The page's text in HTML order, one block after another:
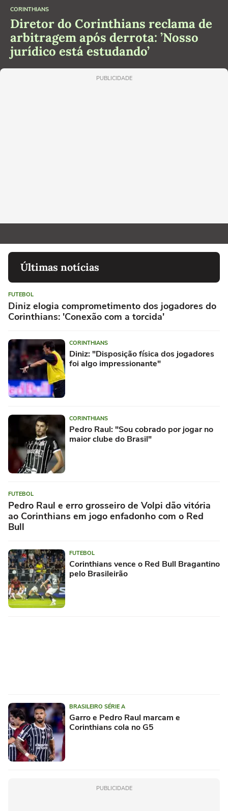
CORINTHIANS
Diretor do Corinthians reclama de
arbitragem após derrota: ’Nosso
jurídico está estudando’
PUBLICIDADE
Últimas notícias
FUTEBOL
Diniz elogia comprometimento dos jogadores do
Corinthians: 'Conexão com a torcida'
CORINTHIANS
Diniz: "Disposição física dos jogadores
foi algo impressionante"
CORINTHIANS
Pedro Raul: "Sou cobrado por jogar no
maior clube do Brasil"
FUTEBOL
Pedro Raul e erro grosseiro de Volpi dão vitória
ao Corinthians em jogo enfadonho com o Red
Bull
FUTEBOL
Corinthians vence o Red Bull Bragantino
pelo Brasileirão
BRASILEIRO SÉRIE A
Garro e Pedro Raul marcam e
Corinthians cola no G5
PUBLICIDADE